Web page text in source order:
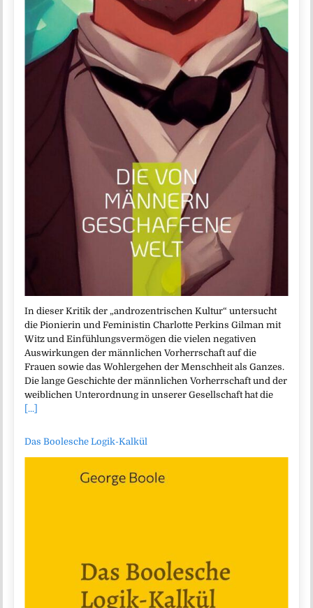
In dieser Kritik der „androzentrischen Kultur“ untersucht
die Pionierin und Feministin Charlotte Perkins Gilman mit
Witz und Einfühlungsvermögen die vielen negativen
Auswirkungen der männlichen Vorherrschaft auf die
Frauen sowie das Wohlergehen der Menschheit als Ganzes.
Die lange Geschichte der männlichen Vorherrschaft und der
weiblichen Unterordnung in unserer Gesellschaft hat die
[...]
Das Boolesche Logik-Kalkül